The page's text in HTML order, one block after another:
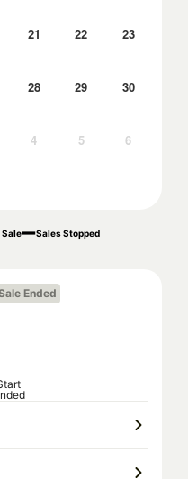
21 22 23
28 29 30
4 5 6
Sale Sales Stopped
Ended